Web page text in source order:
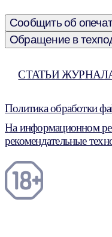
Сообщить об
Обращение в
СТАТЬИ
Политика обработки
На информационном
рекомендательные